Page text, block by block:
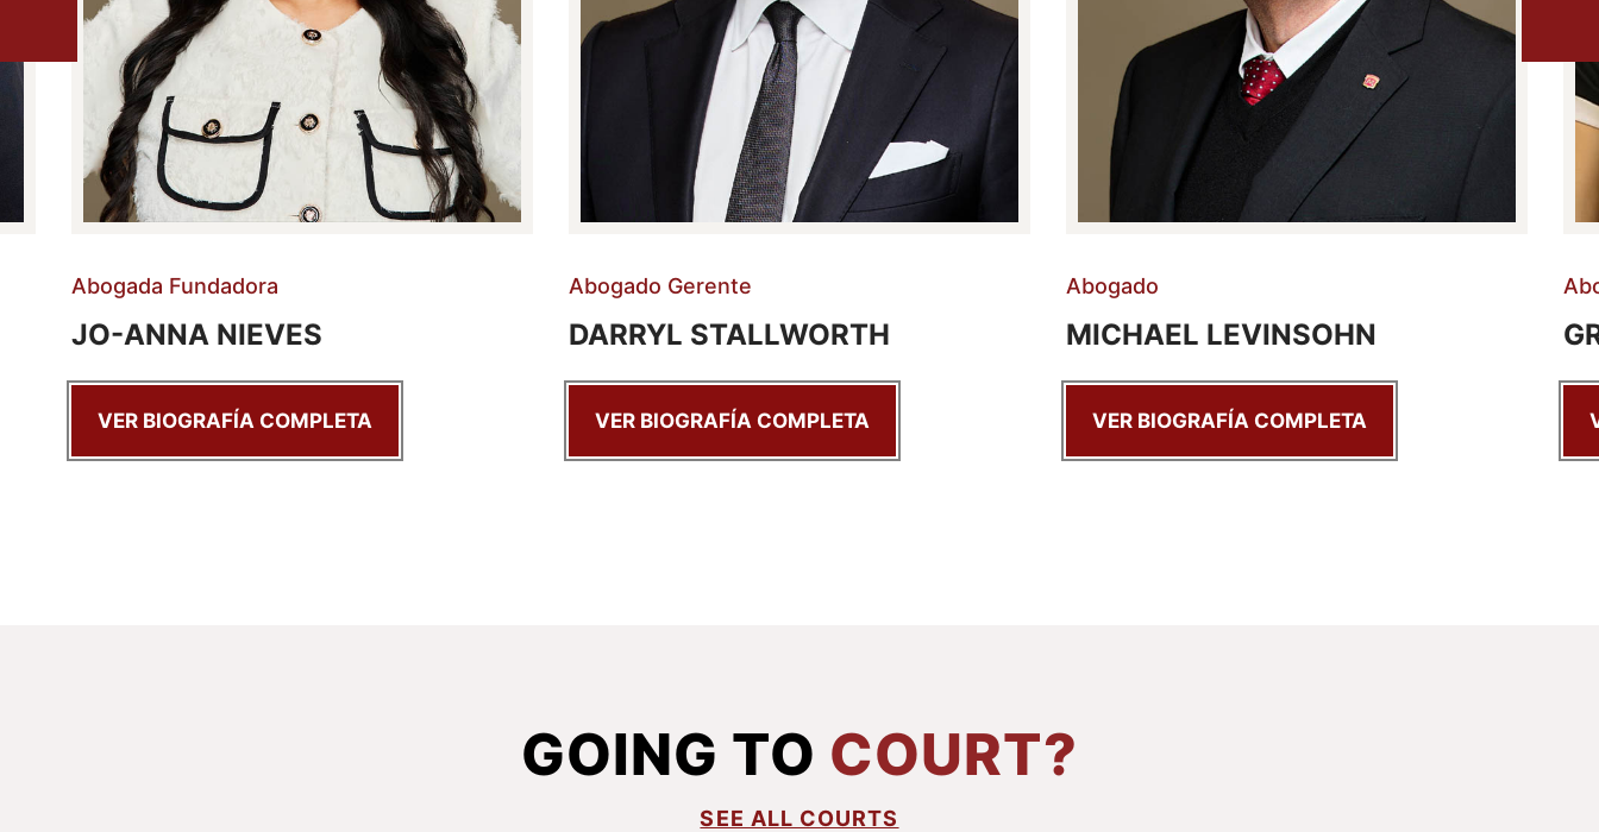
Abogada Fundadora
JO-ANNA NIEVES
VER BIOGRAFÍA COMPLETA
Abogado Gerente
DARRYL STALLWORTH
VER BIOGRAFÍA COMPLETA
Abogado
MICHAEL LEVINSOHN
VER BIOGRAFÍA COMPLETA
GOING TO COURT?
SEE ALL COURTS